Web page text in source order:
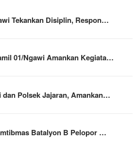
Tekankan Disiplin, Respon…
01/Ngawi Amankan Kegiata…
dan Polsek Jajaran, Amankan…
Batalyon B Pelopor …